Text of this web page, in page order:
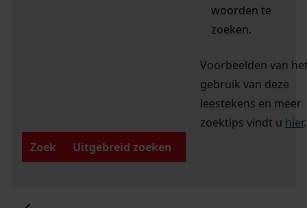
woorden te
zoeken.
Voorbeelden van
gebruik van deze
leestekens en meer
zoektips vindt u hier.
Zoek
Uitgebreid zoeken